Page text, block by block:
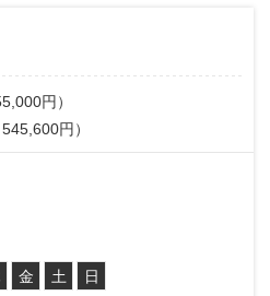
円）
円）
金 土 日